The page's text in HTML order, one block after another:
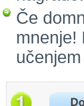
Če
mnenje!